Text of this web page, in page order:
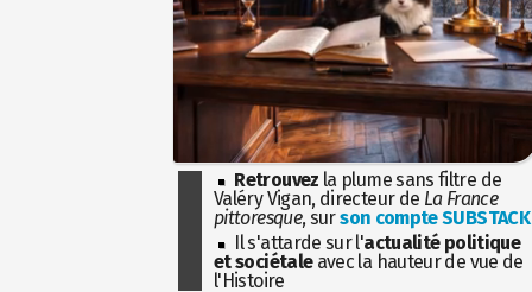
Retrouvez la plume sans filtre de
Valéry Vigan, directeur de La France
pittoresque, surson compte SUBSTACK
Il s'attarde sur l'actualité politique
et sociétaleavec la hauteur de vue de
l'Histoire